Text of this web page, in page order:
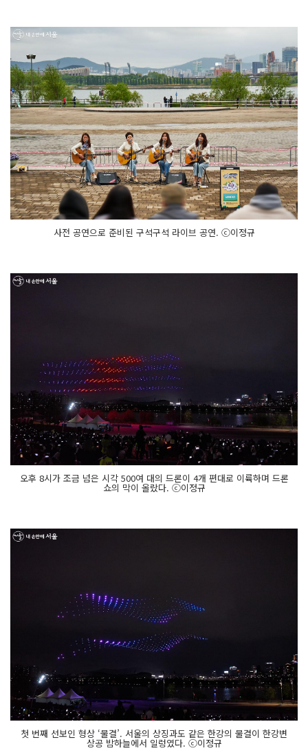
사전 공연으로 준비된 구석구석 라이브 공연. ⓒ이정규
오후 8시가 조금 넘은 시각 500여 대의 드론이 4개 편대로 이륙하며 드론
쇼의 막이 올랐다. ⓒ이정규
첫 번째 선보인 형상 ‘물결’. 서울의 상징과도 같은 한강의 물결이 한강변
상공 밤하늘에서 일렁였다. ⓒ이정규